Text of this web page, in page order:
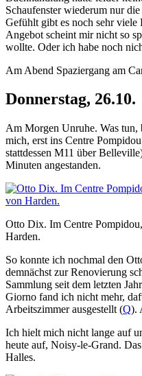
Schaufenster wiederum nur
Gefühlt gibt es noch sehr
Angebot scheint mir nicht so
wollte. Oder ich habe noch
Am Abend Spaziergang am
Donnerstag, 26.10.
Am Morgen Unruhe. Was tun,
mich, erst ins Centre
stattdessen M11 über
Minuten angestanden.
Otto Dix. Im Centre
Harden.
So konnte ich nochmal den
demnächst zur Renovierung
Sammlung seit dem letzten
Giorno fand ich nicht mehr,
Arbeitszimmer ausgestellt (Q).
Ich hielt mich nicht lange auf
heute auf, Noisy-le-Grand.
Halles.